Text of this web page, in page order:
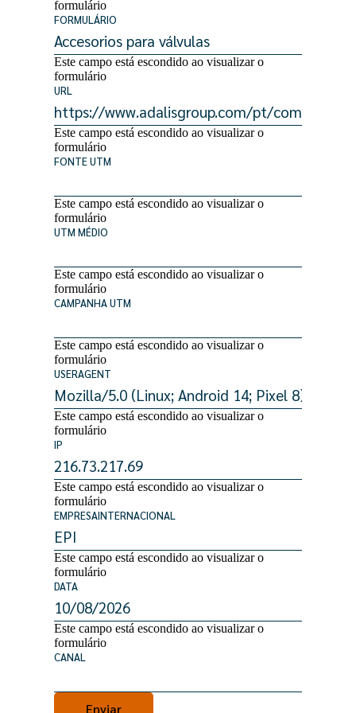
formulário
FORMULÁRIO
Este campo está escondido ao visualizar o
formulário
URL
Este campo está escondido ao visualizar o
formulário
FONTE UTM
Este campo está escondido ao visualizar o
formulário
UTM MÉDIO
Este campo está escondido ao visualizar o
formulário
CAMPANHA UTM
Este campo está escondido ao visualizar o
formulário
USERAGENT
Este campo está escondido ao visualizar o
formulário
IP
Este campo está escondido ao visualizar o
formulário
EMPRESAINTERNACIONAL
Este campo está escondido ao visualizar o
formulário
DATA
Este campo está escondido ao visualizar o
formulário
CANAL